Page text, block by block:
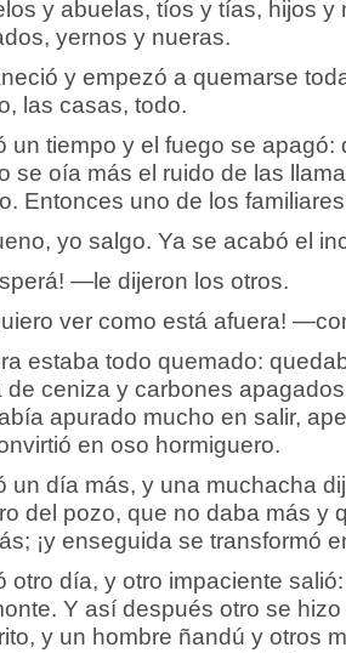
y abuelas, tíos y tías, hijos y
yernos y nueras.
y empezó a quemarse
las casas, todo.
un tiempo y el fuego se apagó:
se oía más el ruido de las
Entonces uno de los
yo salgo. Ya se acabó el
—le dijeron los otros.
ver como está afuera!
estaba todo quemado:
de ceniza y carbones
apurado mucho en salir,
en oso hormiguero.
un día más, y una muchacha
del pozo, que no daba más y
¡y enseguida se transformó
otro día, y otro impaciente
Y así después otro se
y un hombre ñandú y otros